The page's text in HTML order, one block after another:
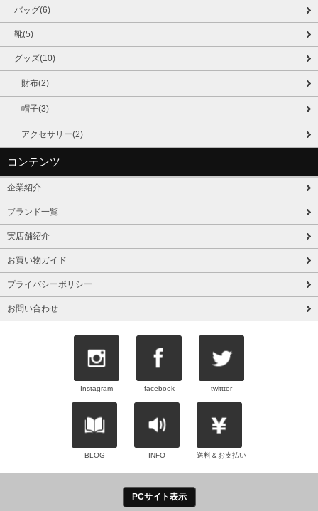
バッグ(6)
靴(5)
グッズ(10)
財布(2)
帽子(3)
アクセサリー(2)
コンテンツ
企業紹介
ブランド一覧
実店舗紹介
お買い物ガイド
プライバシーポリシー
お問い合わせ
Instagram facebook twittter
BLOG INFO 送料＆お支払い
PCサイト表示